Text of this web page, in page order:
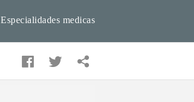
Especialidades medicas